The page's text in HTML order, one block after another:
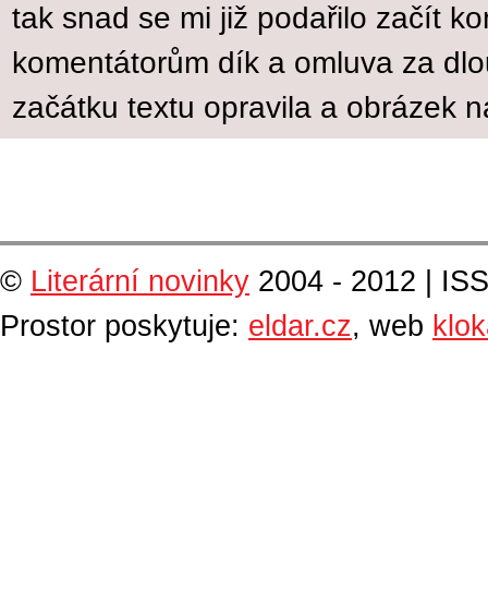
tak snad se mi již podařilo začít
komentátorům dík a omluva za
začátku textu opravila a obrázek
© Literární novinky 2004 - 2012 |
Prostor poskytuje: eldar.cz, web